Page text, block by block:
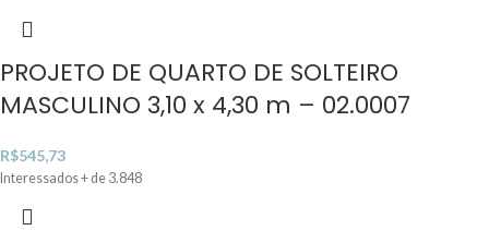
PROJETO DE QUARTO DE SOLTEIRO
MASCULINO 3,10 x 4,30 m – 02.0007
R$545,73
Interessados + de 3.848